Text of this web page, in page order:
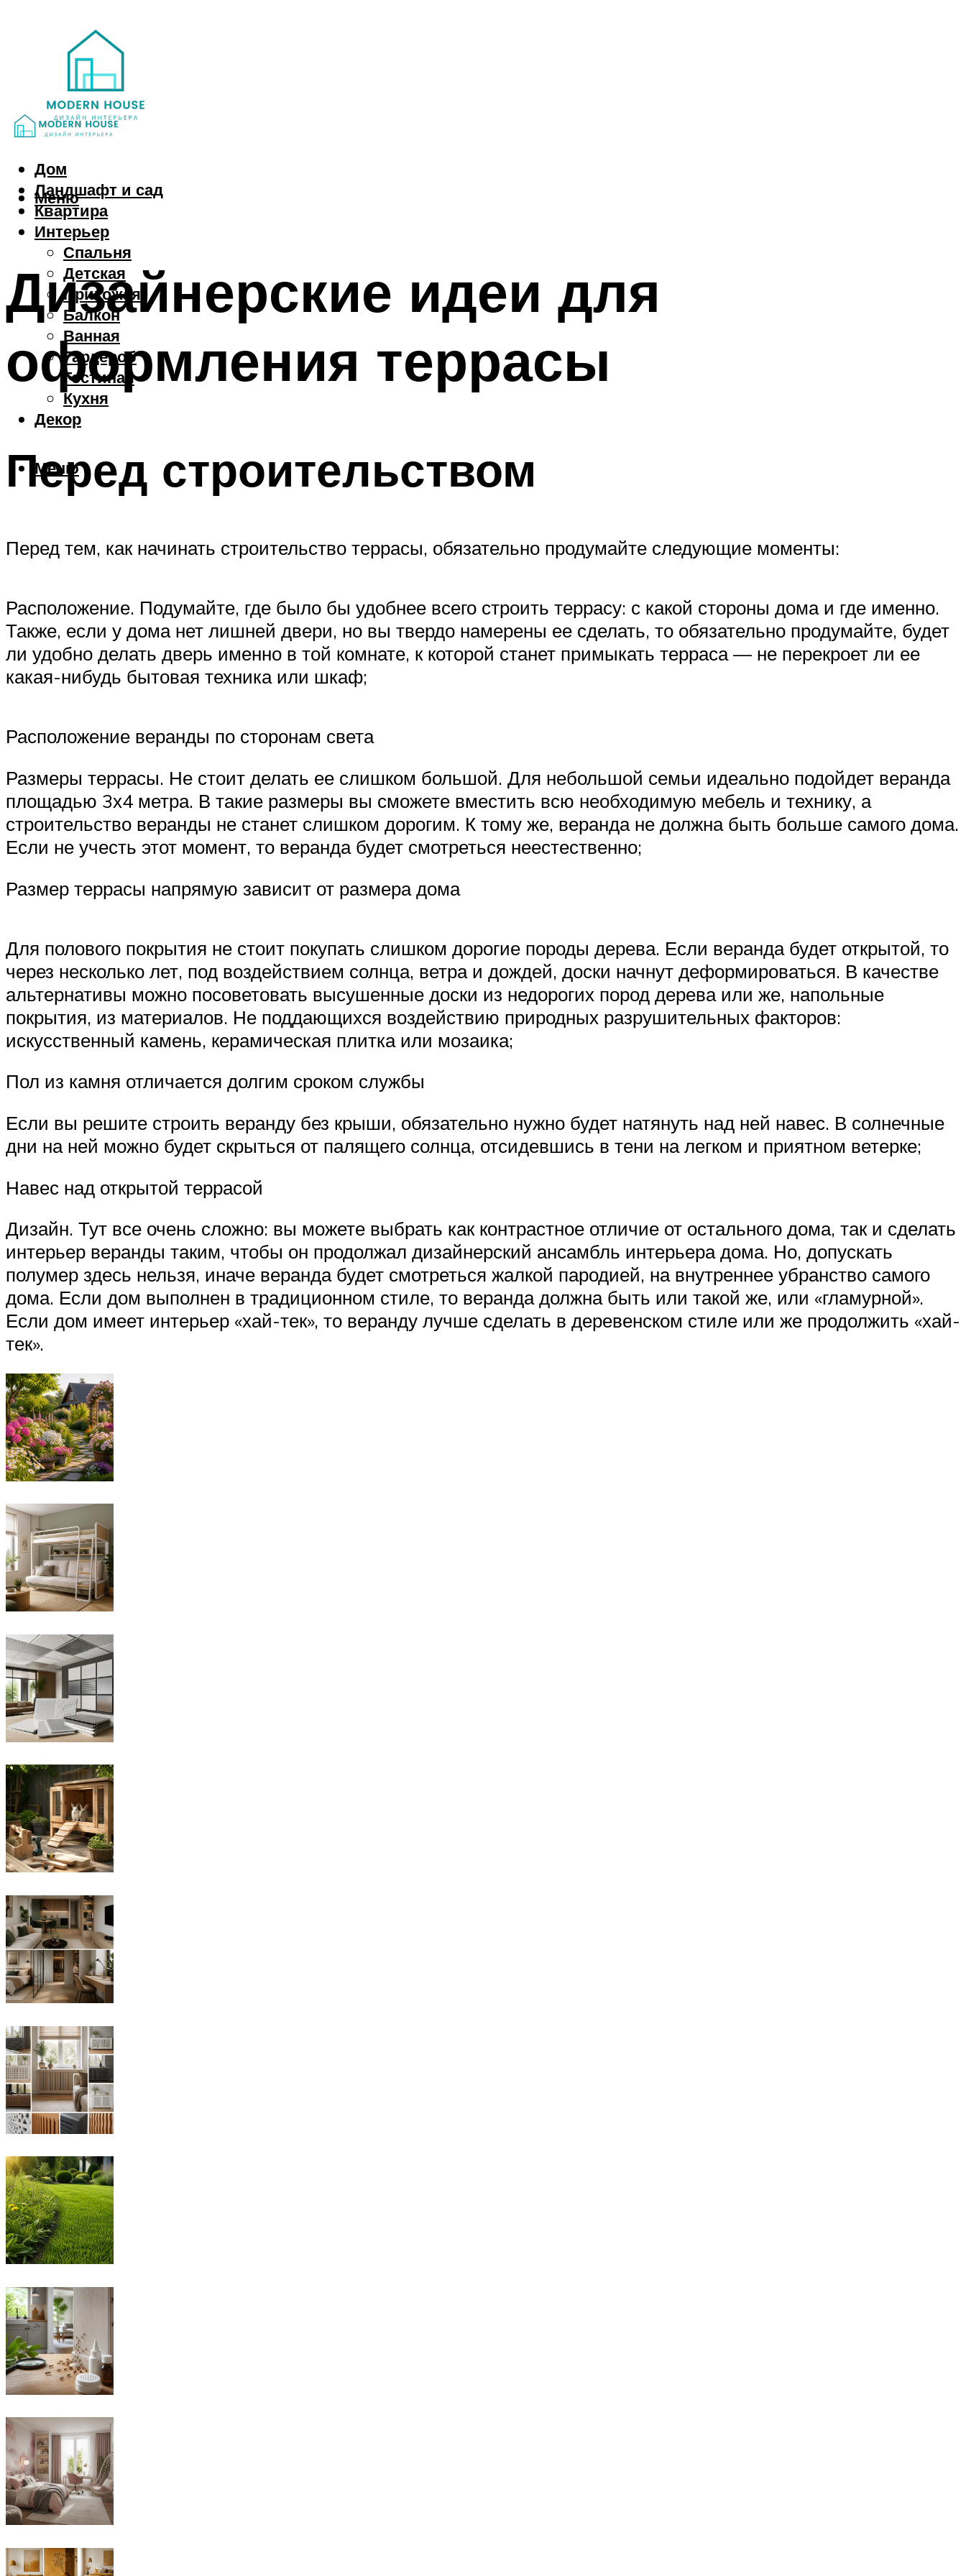
Дом
Ландшафт и сад
Квартира
Интерьер
Спальня
Детская
Прихожая
Балкон
Ванная
Гардероб
Гостиная
Кухня
Декор
Меню
Меню
Дизайнерские идеи для
оформления террасы
Перед строительством
Перед тем, как начинать строительство террасы, обязательно продумайте следующие моменты:
Расположение. Подумайте, где было бы удобнее всего строить террасу: с какой стороны дома и где именно.
Также, если у дома нет лишней двери, но вы твердо намерены ее сделать, то обязательно продумайте, будет
ли удобно делать дверь именно в той комнате, к которой станет примыкать терраса — не перекроет ли ее
какая-нибудь бытовая техника или шкаф;
Расположение веранды по сторонам света
Размеры террасы. Не стоит делать ее слишком большой. Для небольшой семьи идеально подойдет веранда
площадью 3х4 метра. В такие размеры вы сможете вместить всю необходимую мебель и технику, а
строительство веранды не станет слишком дорогим. К тому же, веранда не должна быть больше самого дома.
Если не учесть этот момент, то веранда будет смотреться неестественно;
Размер террасы напрямую зависит от размера дома
Для полового покрытия не стоит покупать слишком дорогие породы дерева. Если веранда будет открытой, то
через несколько лет, под воздействием солнца, ветра и дождей, доски начнут деформироваться. В качестве
альтернативы можно посоветовать высушенные доски из недорогих пород дерева или же, напольные
покрытия, из материалов. Не поддающихся воздействию природных разрушительных факторов:
искусственный камень, керамическая плитка или мозаика;
Пол из камня отличается долгим сроком службы
Если вы решите строить веранду без крыши, обязательно нужно будет натянуть над ней навес. В солнечные
дни на ней можно будет скрыться от палящего солнца, отсидевшись в тени на легком и приятном ветерке;
Навес над открытой террасой
Дизайн. Тут все очень сложно: вы можете выбрать как контрастное отличие от остального дома, так и сделать
интерьер веранды таким, чтобы он продолжал дизайнерский ансамбль интерьера дома. Но, допускать
полумер здесь нельзя, иначе веранда будет смотреться жалкой пародией, на внутреннее убранство самого
дома. Если дом выполнен в традиционном стиле, то веранда должна быть или такой же, или «гламурной».
Если дом имеет интерьер «хай-тек», то веранду лучше сделать в деревенском стиле или же продолжить «хай-
тек».